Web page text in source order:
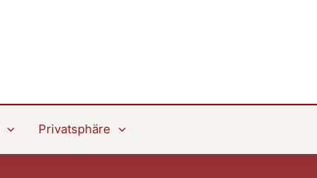
Privatsphäre